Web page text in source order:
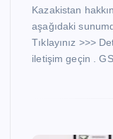
Kazakistan
aşağıdaki
Tıklayınız >>>
iletişim geçin .